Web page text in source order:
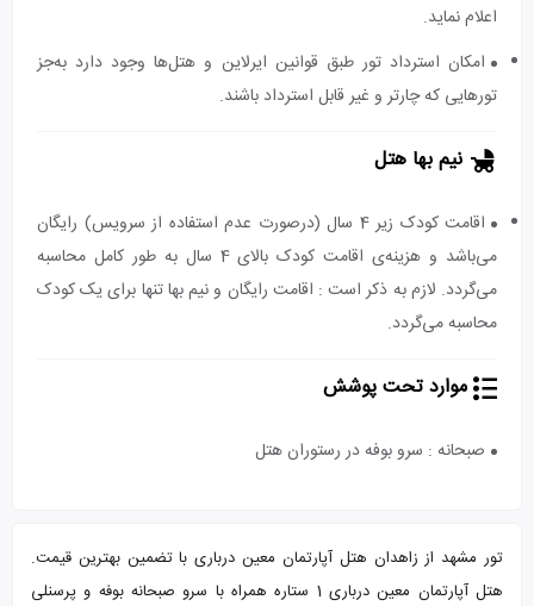
اعلام نماید.
امکان استرداد تور طبق قوانین ایرلاین و هتل‌ها وجود دارد به‌جز
تورهایی که چارتر و غیر قابل استرداد باشند.
نیم بها هتل
اقامت کودک زیر 4 سال (درصورت عدم استفاده از سرویس) رایگان
می‌باشد و هزینه‌ی اقامت کودک بالای 4 سال به طور کامل محاسبه
می‌گردد. لازم به ذکر است : اقامت رایگان و نیم بها تنها برای یک کودک
محاسبه می‌گردد.
موارد تحت پوشش
صبحانه : سرو بوفه در رستوران هتل
تور مشهد از زاهدان هتل آپارتمان معین درباری با تضمین بهترین قیمت.
هتل آپارتمان معین درباری 1 ستاره همراه با سرو صبحانه بوفه و پرسنلی